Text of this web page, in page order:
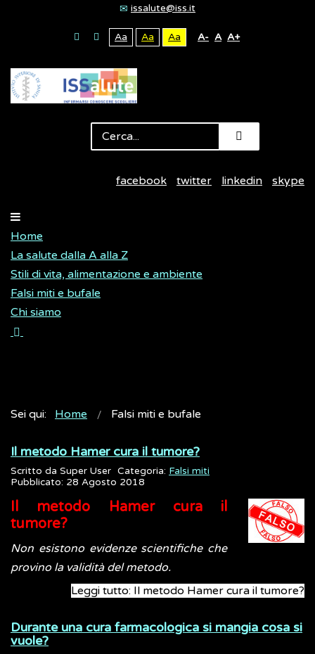
issalute@iss.it
Aa Aa Aa A- A A+
facebook twitter linkedin skype
Home
La salute dalla A alla Z
Stili di vita, alimentazione e ambiente
Falsi miti e bufale
Chi siamo
Sei qui: Home Falsi miti e bufale
Il metodo Hamer cura il tumore?
Scritto da Super User Categoria: Falsi miti
Pubblicato: 28 Agosto 2018
Il metodo Hamer cura il
tumore?
Non esistono evidenze scientifiche che
provino la validità del metodo.
Leggi tutto: Il metodo Hamer cura il tumore?
Durante una cura farmacologica si mangia cosa si
vuole?